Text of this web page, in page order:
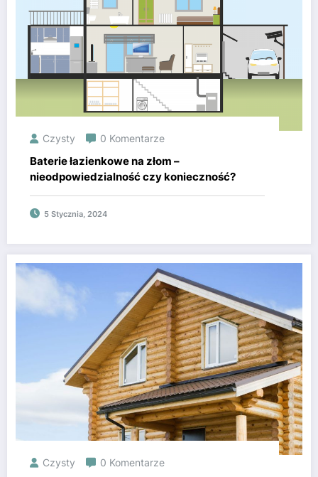
Czysty 0 Komentarze
Baterie łazienkowe na złom –
nieodpowiedzialność czy konieczność?
5 Stycznia, 2024
Czysty 0 Komentarze